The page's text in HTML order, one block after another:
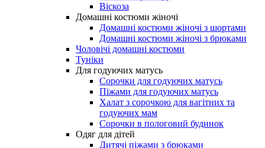
Віскоза
Домашні костюми жіночі
Домашні костюми жіночі з шортами
Домашні костюми жіночі з брюками
Чоловічі домашні костюми
Туніки
Для годуючих матусь
Сорочки для годуючих матусь
Піжами для годуючих матусь
Халат з сорочкою для вагітних та
годуючих мам
Сорочки в пологовий будинок
Одяг для дітей
Дитячі піжами з брюками